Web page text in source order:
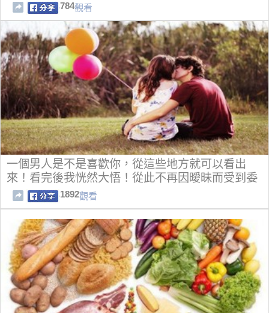
784觀看
一個男人是不是喜歡你，從這些地方就可以看出
來！看完後我恍然大悟！從此不再因曖昧而受到委
屈！！
1892觀看